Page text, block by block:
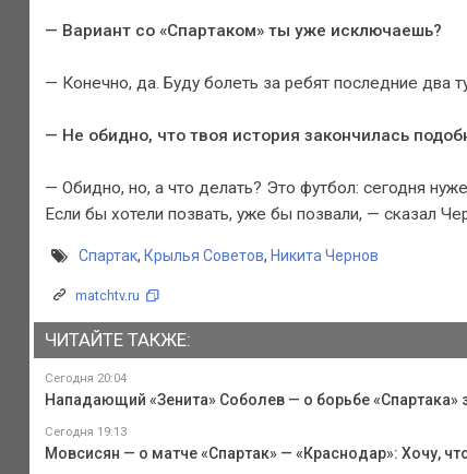
— Вариант со «Спартаком» ты уже исключаешь?
— Конечно, да. Буду болеть за ребят последние два
— Не обидно, что твоя история закончилась
— Обидно, но, а что делать? Это футбол: сегодня
Если бы хотели позвать, уже бы позвали, — сказал
Спартак, Крылья Советов, Никита Чернов
matchtv.ru
ЧИТАЙТЕ ТАКЖЕ:
Сегодня 20:04
Нападающий «Зенита» Соболев — о борьбе
Сегодня 19:13
Мовсисян — о матче «Спартак» — «Краснодар»: Хочу,